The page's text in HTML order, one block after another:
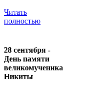
Читать
полностью
28 сентября -
День памяти
великомученика
Никиты